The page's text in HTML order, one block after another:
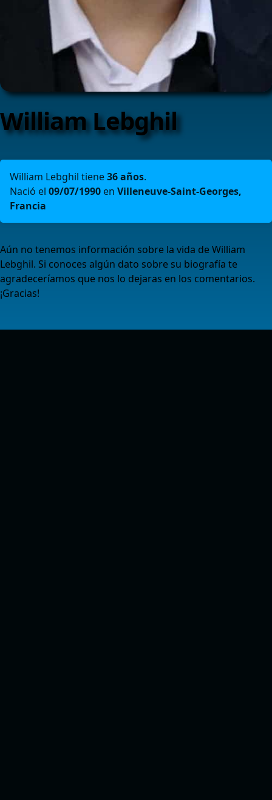
William Lebghil
William Lebghil tiene36 años.
Nació el 09/07/1990 en Villeneuve-Saint-Georges,
Francia
Aún no tenemos información sobre la vida de William
Lebghil. Si conoces algún dato sobre su biografía te
agradeceríamos que nos lo dejaras en los comentarios.
¡Gracias!